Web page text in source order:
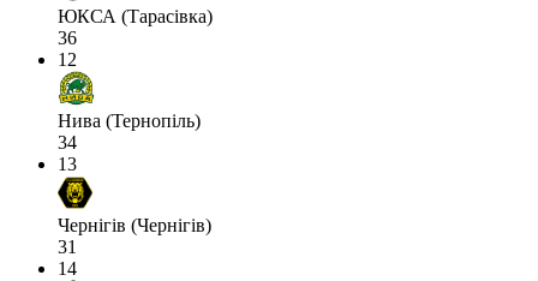
ЮКСА (Тарасівка)
36
12
Нива (Тернопіль)
34
13
Чернігів (Чернігів)
31
14